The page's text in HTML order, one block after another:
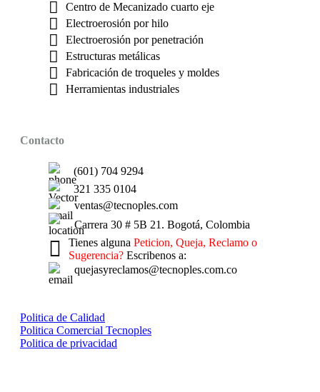
Centro de Mecanizado cuarto eje
Electroerosión por hilo
Electroerosión por penetración
Estructuras metálicas
Fabricación de troqueles y moldes
Herramientas industriales
Contacto
(601) 704 9294
321 335 0104
ventas@tecnoples.com
Carrera 30 # 5B 21. Bogotá, Colombia
Tienes alguna Peticion, Queja, Reclamo o
Sugerencia? Escribenos a:
quejasyreclamos@tecnoples.com.co
Politica de Calidad
Politica Comercial Tecnoples
Politica de privacidad